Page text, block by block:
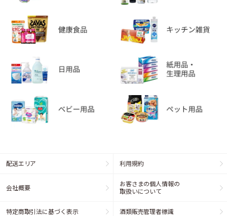
配送エリア 利用規約
会社概要
お客さまの個人情報の
取扱いについて
特定商取引法に基づく表示 酒類販売管理者標識